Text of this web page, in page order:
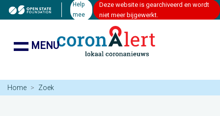
Help
mee
Deze website is gearchiveerd en wordt
niet meer bijgewerkt.
MENU
Home Zoek